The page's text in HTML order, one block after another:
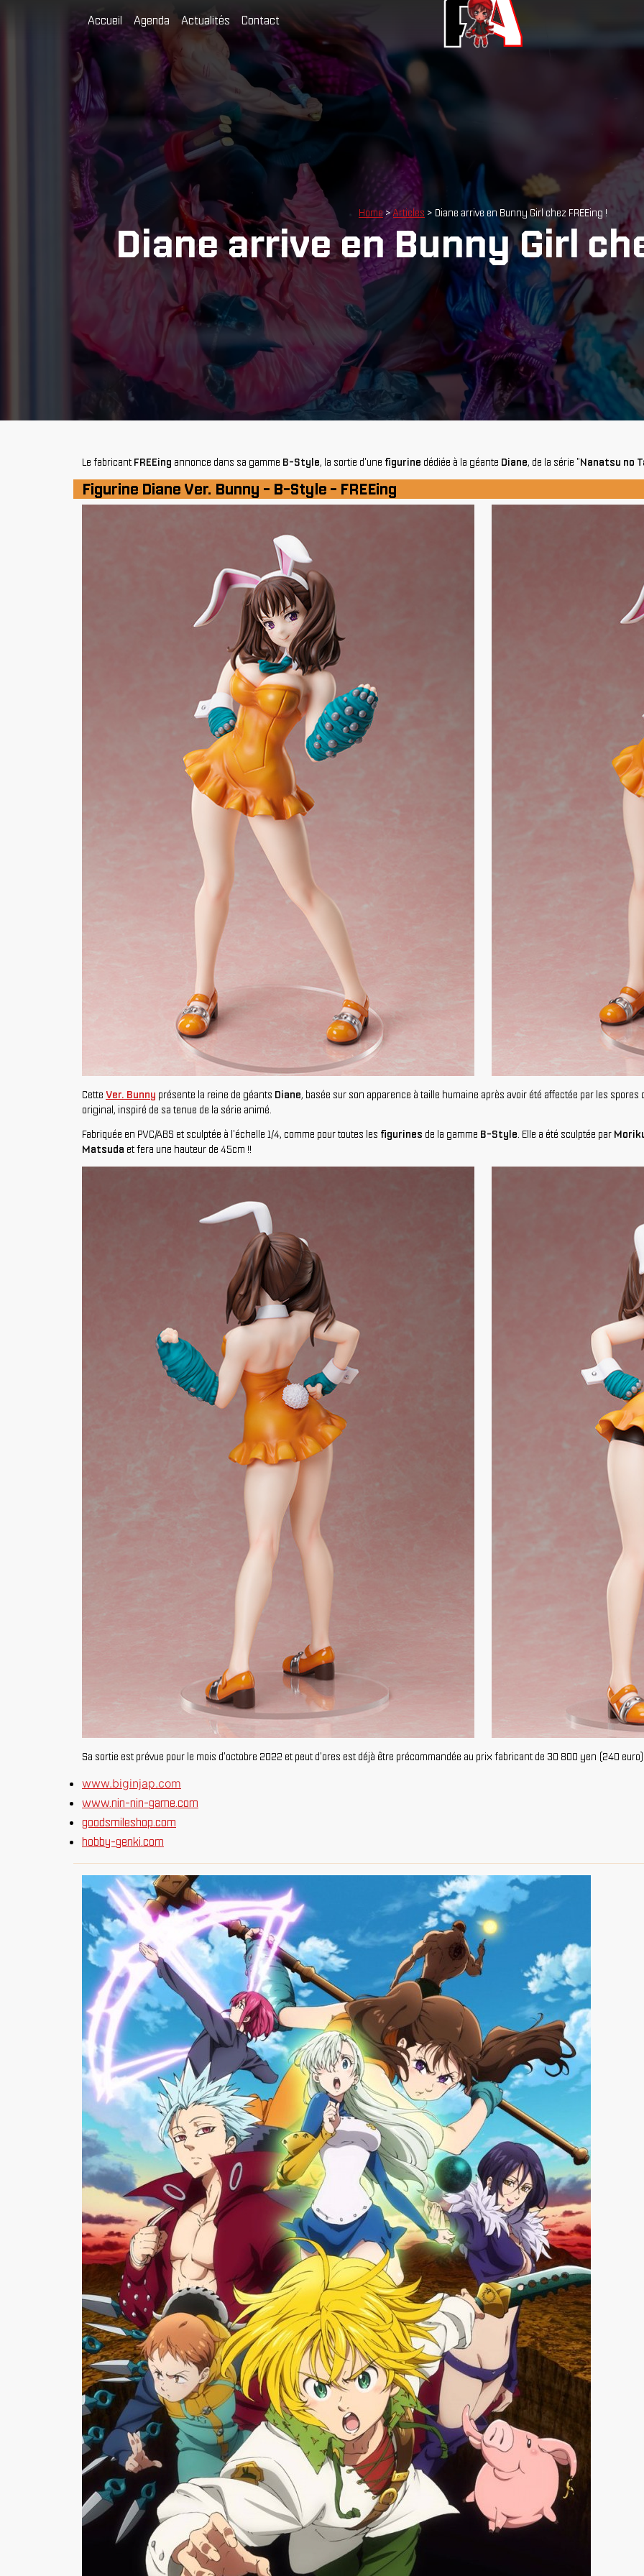
Accueil Agenda Actualités Contact
Home >Articles > Diane arrive en Bunny Girl chez FREEing !
Diane arrive en Bunny Girl
Le fabricant FREEing annonce dans sa gamme B-Style, la sortie d'une figurine dédiée à la géante Diane, de la série "Nanatsu no
Figurine Diane Ver. Bunny - B-Style - FREEing
Cette Ver. Bunny présente la reine de géants Diane, basée sur son apparence à taille humaine après avoir été affectée par les spores
original, inspiré de sa tenue de la série animé.
Fabriquée en PVC/ABS et sculptée à l'échelle 1/4, comme pour toutes les figurines de la gamme B-Style. Elle a été sculptée par
Matsuda et fera une hauteur de 45cm !!
Sa sortie est prévue pour le mois d'octobre 2022 et peut d'ores est déjà être précommandée au prix fabricant de 30 800 yen (240
www.biginjap.com
www.nin-nin-game.com
goodsmileshop.com
hobby-genki.com